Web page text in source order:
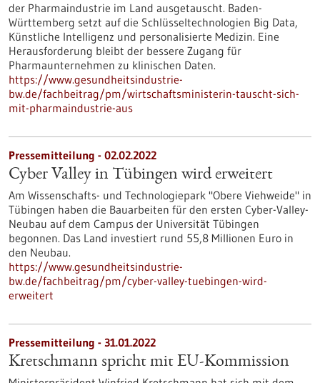
der Pharmaindustrie im Land ausgetauscht. Baden-
Württemberg setzt auf die Schlüsseltechnologien Big Data,
Künstliche Intelligenz und personalisierte Medizin. Eine
Herausforderung bleibt der bessere Zugang für
Pharmaunternehmen zu klinischen Daten.
https://www.gesundheitsindustrie-
bw.de/fachbeitrag/pm/wirtschaftsministerin-tauscht-sich-
mit-pharmaindustrie-aus
Pressemitteilung - 02.02.2022
Cyber Valley in Tübingen wird erweitert
Am Wissenschafts- und Technologiepark "Obere Viehweide" in
Tübingen haben die Bauarbeiten für den ersten Cyber-Valley-
Neubau auf dem Campus der Universität Tübingen
begonnen. Das Land investiert rund 55,8 Millionen Euro in
den Neubau.
https://www.gesundheitsindustrie-
bw.de/fachbeitrag/pm/cyber-valley-tuebingen-wird-
erweitert
Pressemitteilung - 31.01.2022
Kretschmann spricht mit EU-Kommission